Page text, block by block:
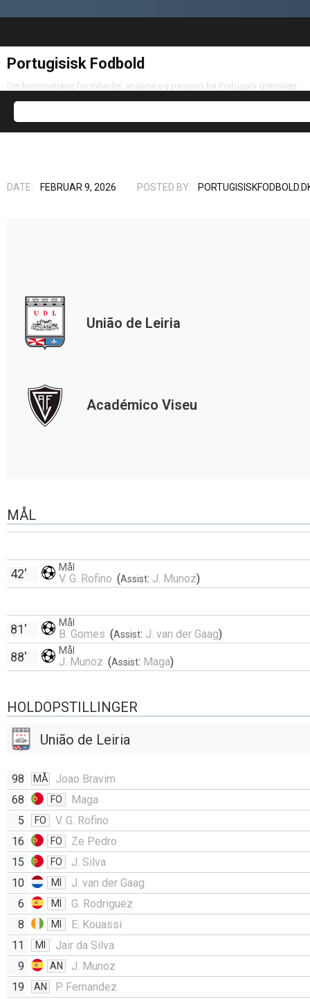
Portugisisk Fodbold
Din hjemmebane for nyheder, analyse og passion fra Portugals grønsvær
DATE: FEBRUAR 9, 2026 POSTED BY:
União de Leiria
Académico Viseu
MÅL
Mål
V. G. Rofino (Assist: J. Munoz)
42'
Mål
B. Gomes (Assist: J. van der Gaag)
81'
Mål
J. Munoz (Assist: Maga)
88'
HOLDOPSTILLINGER
União de Leiria
98 MÅ
Joao Bravim
68
FO
Maga
5
FO
V. G. Rofino
16
FO
Ze Pedro
15
FO
J. Silva
10
MI
J. van der Gaag
6
MI
G. Rodriguez
8
MI
E. Kouassi
11
MI
Jair da Silva
9
AN
J. Munoz
19
AN P. Fernandez